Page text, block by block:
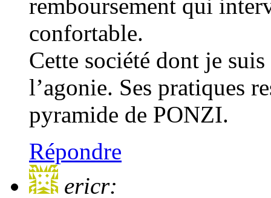
remboursement qui
confortable.
Cette société dont je
l’agonie. Ses pratiques
pyramide de PONZI.
Répondre
ericr: